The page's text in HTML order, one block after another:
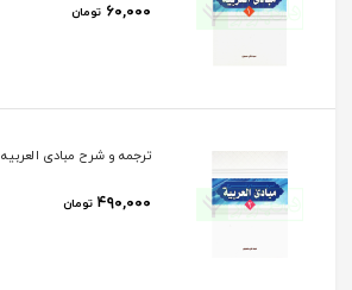
۶۰,۰۰۰ تومان
ترجمه و شرح مبادی العربیه 2 | شرتونی و حسینی
۴۹۰,۰۰۰ تومان